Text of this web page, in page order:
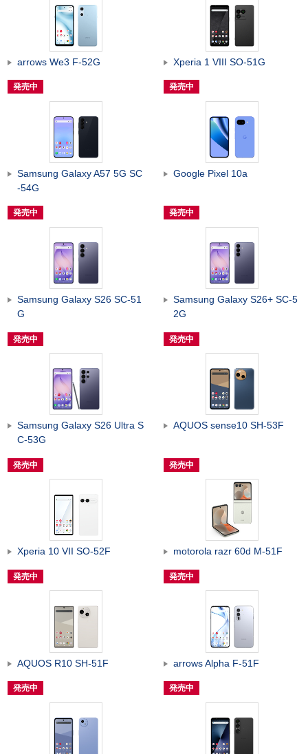
arrows We3 F-52G
発売中
Xperia 1 VIII SO-51G
発売中
Samsung Galaxy A57 5G SC
-54G
発売中
Google Pixel 10a
発売中
Samsung Galaxy S26 SC-51
G
発売中
Samsung Galaxy S26+ SC-5
2G
発売中
Samsung Galaxy S26 Ultra S
C-53G
発売中
AQUOS sense10 SH-53F
発売中
Xperia 10 VII SO-52F
発売中
motorola razr 60d M-51F
発売中
AQUOS R10 SH-51F
発売中
arrows Alpha F-51F
発売中